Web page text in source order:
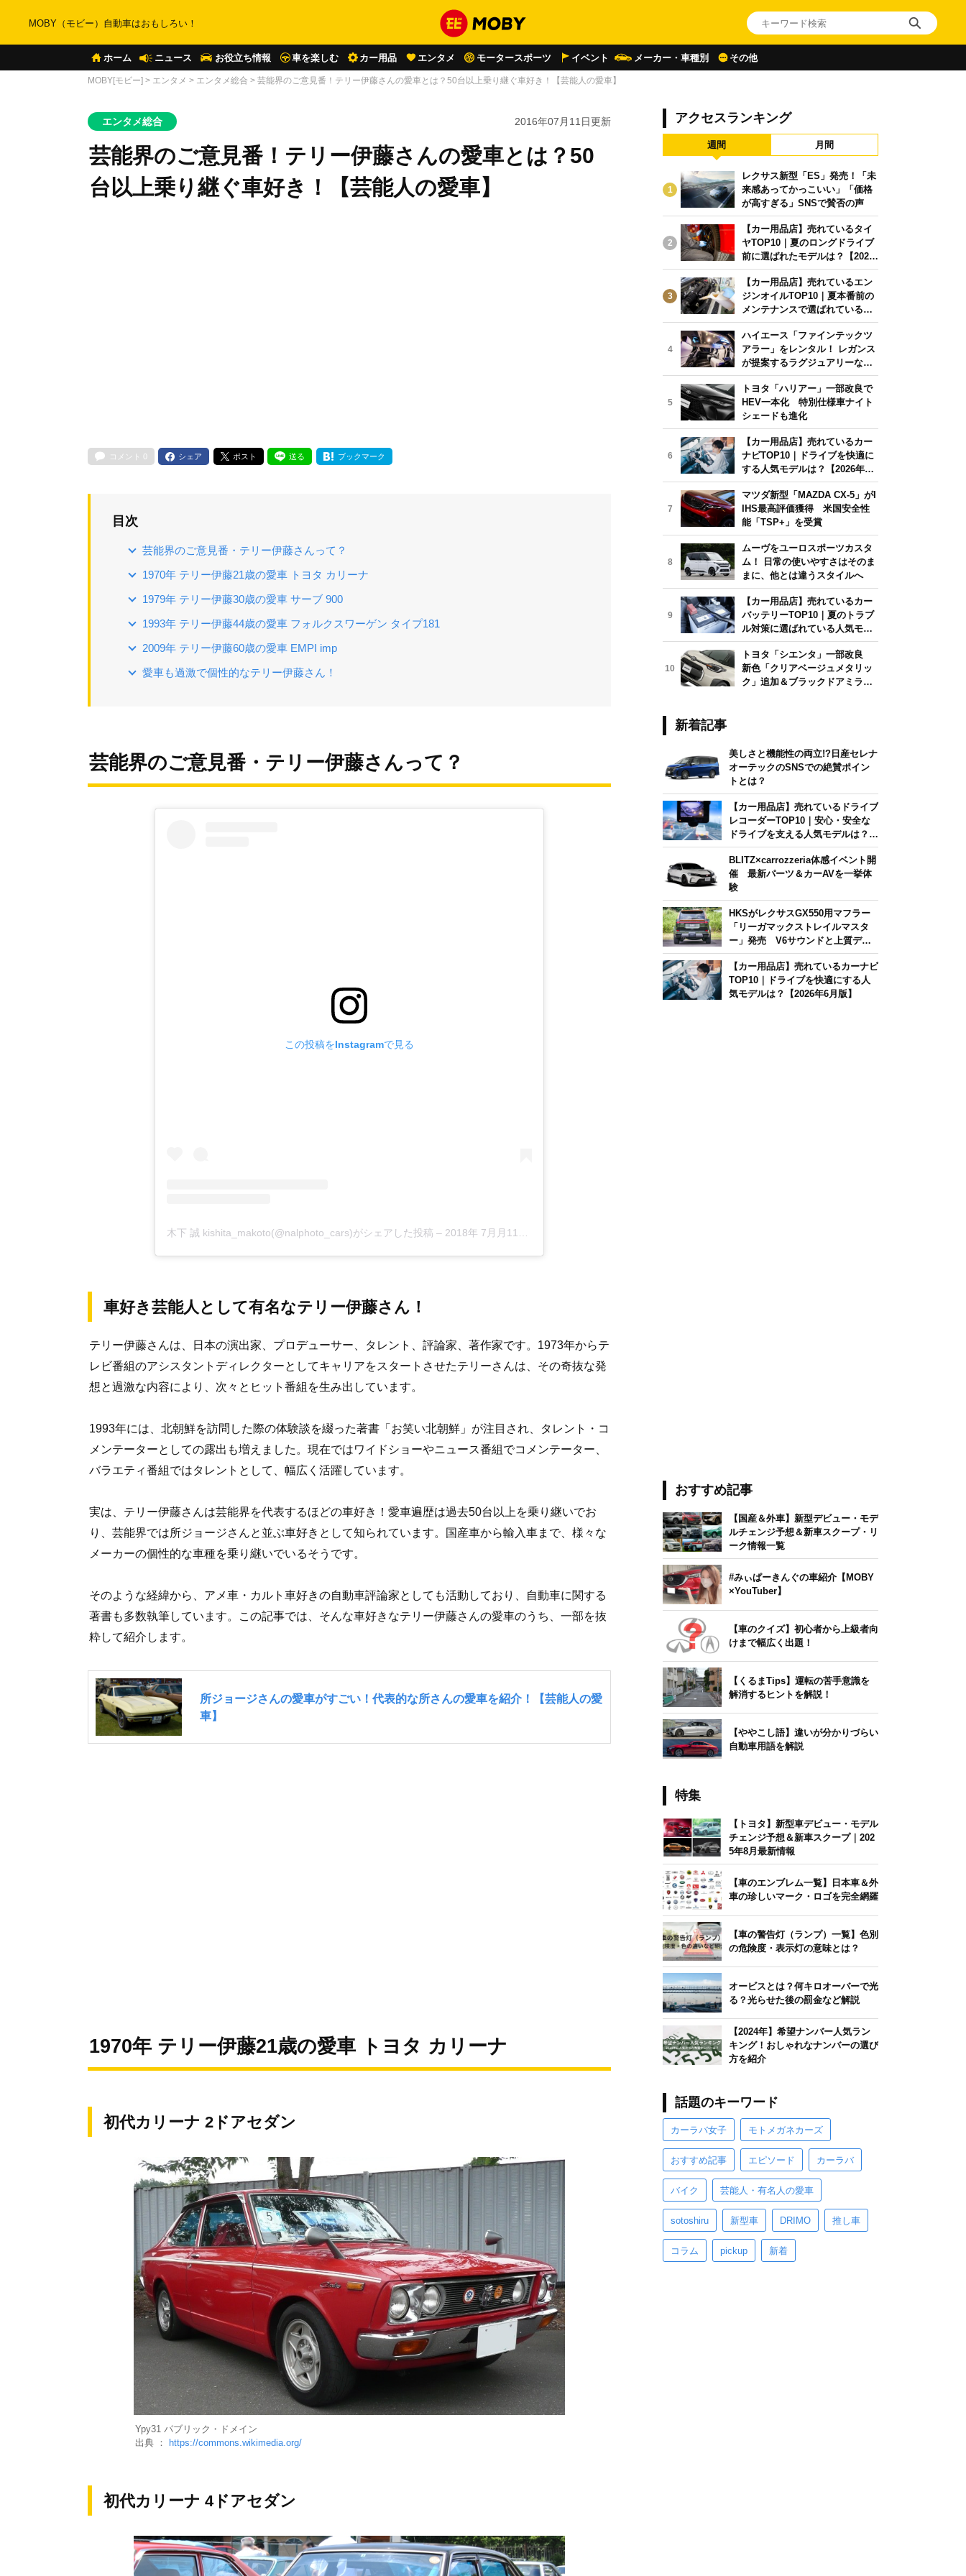
MOBY（モビー）自動車はおもしろい！
ホーム ニュース お役立ち情報 車を楽しむ カー用品 エンタメ モータースポーツ イベント メーカー・車種別 その他
MOBY[モビー] > エンタメ > エンタメ総合 > 芸能界のご意見番！テリー伊藤さんの愛車とは？50台以上乗り継ぐ車好き！【芸能人の愛車】
エンタメ総合 2016年07月11日更新
芸能界のご意見番！テリー伊藤さんの愛車とは？50
台以上乗り継ぐ車好き！【芸能人の愛車】
コメント 0 シェア ポスト 送る ブックマーク
目次
芸能界のご意見番・テリー伊藤さんって？
1970年 テリー伊藤21歳の愛車 トヨタ カリーナ
1979年 テリー伊藤30歳の愛車 サーブ 900
1993年 テリー伊藤44歳の愛車 フォルクスワーゲン タイプ181
2009年 テリー伊藤60歳の愛車 EMPI imp
愛車も過激で個性的なテリー伊藤さん！
芸能界のご意見番・テリー伊藤さんって？
この投稿をInstagramで見る
木下 誠 kishita_makoto(@nalphoto_cars)がシェアした投稿 – 2018年 7月月11日午前5時43分PDT
車好き芸能人として有名なテリー伊藤さん！
テリー伊藤さんは、日本の演出家、プロデューサー、タレント、評論家、著作家です。1973年からテ
レビ番組のアシスタントディレクターとしてキャリアをスタートさせたテリーさんは、その奇抜な発
想と過激な内容により、次々とヒット番組を生み出しています。
1993年には、北朝鮮を訪問した際の体験談を綴った著書「お笑い北朝鮮」が注目され、タレント・コ
メンテーターとしての露出も増えました。現在ではワイドショーやニュース番組でコメンテーター、
バラエティ番組ではタレントとして、幅広く活躍しています。
実は、テリー伊藤さんは芸能界を代表するほどの車好き！愛車遍歴は過去50台以上を乗り継いでお
り、芸能界では所ジョージさんと並ぶ車好きとして知られています。国産車から輸入車まで、様々な
メーカーの個性的な車種を乗り継いでいるそうです。
そのような経緯から、アメ車・カルト車好きの自動車評論家としても活動しており、自動車に関する
著書も多数執筆しています。この記事では、そんな車好きなテリー伊藤さんの愛車のうち、一部を抜
粋して紹介します。
1970年 テリー伊藤21歳の愛車 トヨタ カリーナ
初代カリーナ 2ドアセダン
Ypy31 パブリック・ドメイン
出典 ：
https://commons.wikimedia.org/
初代カリーナ 4ドアセダン
アクセスランキング
週間 月間
1
レクサス新型「ES」発売！「未
来感あってかっこいい」「価格
が高すぎる」SNSで賛否の声
2
【カー用品店】売れているタイ
ヤTOP10｜夏のロングドライブ
前に選ばれたモデルは？【2026
年6月版】
3
【カー用品店】売れているエン
ジンオイルTOP10｜夏本番前の
メンテナンスで選ばれている人
気モデルは？【2026年6月版】
4
ハイエース「ファインテックツ
アラー」をレンタル！ レガンス
が提案するラグジュアリーな移
動体験
5
トヨタ「ハリアー」一部改良で
HEV一本化 特別仕様車ナイト
シェードも進化
6
【カー用品店】売れているカー
ナビTOP10｜ドライブを快適に
する人気モデルは？【2026年6
月版】
7
マツダ新型「MAZDA CX-5」がI
IHS最高評価獲得 米国安全性
能「TSP+」を受賞
8
ムーヴをユーロスポーツカスタ
ム！ 日常の使いやすさはそのま
まに、他とは違うスタイルへ
9
【カー用品店】売れているカー
バッテリーTOP10｜夏のトラブ
ル対策に選ばれている人気モデ
ルは？【2026年6月版】
10
トヨタ「シエンタ」一部改良
新色「クリアベージュメタリッ
ク」追加＆ブラックドアミラー
新着記事
美しさと機能性の両立!?日産セレナ
オーテックのSNSでの絶賛ポイン
トとは？
【カー用品店】売れているドライブ
レコーダーTOP10｜安心・安全な
ドライブを支える人気モデルは？
【2026年6月版】
BLITZ×carrozzeria体感イベント開
催 最新パーツ＆カーAVを一挙体
験
HKSがレクサスGX550用マフラー
「リーガマックストレイルマスタ
ー」発売 V6サウンドと上質デザ
インを両立
【カー用品店】売れているカーナビ
TOP10｜ドライブを快適にする人
気モデルは？【2026年6月版】
おすすめ記事
【国産＆外車】新型デビュー・モデ
ルチェンジ予想＆新車スクープ・リ
ーク情報一覧
#みぃぱーきんぐの車紹介【MOBY
×YouTuber】
【車のクイズ】初心者から上級者向
けまで幅広く出題！
【くるまTips】運転の苦手意識を
解消するヒントを解説！
【ややこし語】違いが分かりづらい
自動車用語を解説
特集
【トヨタ】新型車デビュー・モデル
チェンジ予想＆新車スクープ｜202
5年8月最新情報
【車のエンブレム一覧】日本車＆外
車の珍しいマーク・ロゴを完全網羅
【車の警告灯（ランプ）一覧】色別
の危険度・表示灯の意味とは？
オービスとは？何キロオーバーで光
る？光らせた後の罰金など解説
【2024年】希望ナンバー人気ラン
キング！おしゃれなナンバーの選び
方を紹介
話題のキーワード
カーラバ女子 モトメガネカーズ
おすすめ記事 エピソード カーラバ
バイク 芸能人・有名人の愛車
sotoshiru 新型車 DRIMO 推し車
コラム pickup 新着